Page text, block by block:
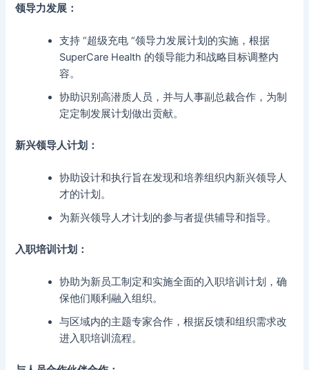
领导力发展：
支持 “超级充电 “领导力发展计划的实施，根据
SuperCare Health 的领导能力和战略目标调整内
容。
协助识别高潜质人员，并与人事副总裁合作，为制
定定制发展计划做出贡献。
新兴领导人计划：
协助设计和执行旨在发现和培养组织内新兴领导人
才的计划。
为新兴领导人才计划的参与者提供辅导和指导。
入职培训计划：
协助为新员工制定和实施全面的入职培训计划，确
保他们顺利融入组织。
与区域内的主题专家合作，根据反馈和组织需求改
进入职培训流程。